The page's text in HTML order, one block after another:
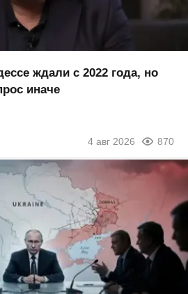
ждали с 2022 года, но
иначе
4 авг 2026 870